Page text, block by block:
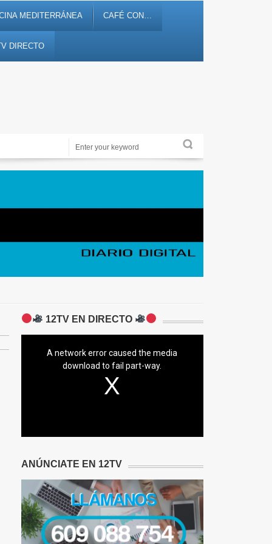
MEDITERRÁNEA CAFÉ CON…
DIRECTO
Periodismo de proximidad en 12tv.es
12TV EN DIRECTO
A network error caused the media
download to fail part-way.
ANÚNCIATE EN 12TV